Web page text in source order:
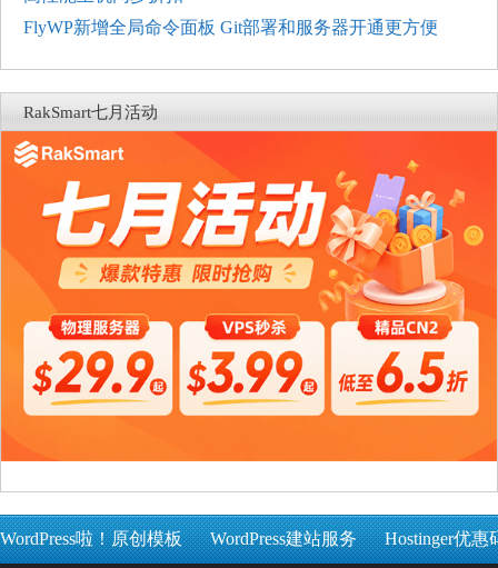
FlyWP新增全局命令面板 Git部署和服务器开通更方便
RakSmart七月活动
WordPress啦！原创模板 WordPress建站服务 Hostinger优惠